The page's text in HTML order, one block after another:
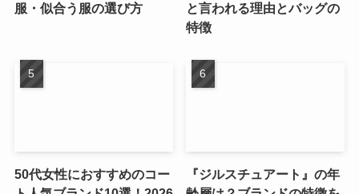
服・似合う服の選び方
と言われる理由とバッグの
特徴
50代女性におすすめのコー
『ジルスチュアート』の年